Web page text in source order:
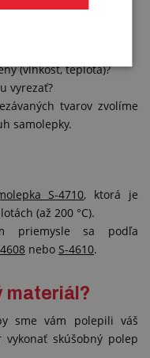
použiť
(vlhkosť, teplota)?
vyrezať?
tvarov zvolíme
samolepky.
S-4710, ktorá je
(až 200 °C).
priemysle sa podľa
nebo S-4610.
materiál?
sme vám polepili váš
skúšobný polep